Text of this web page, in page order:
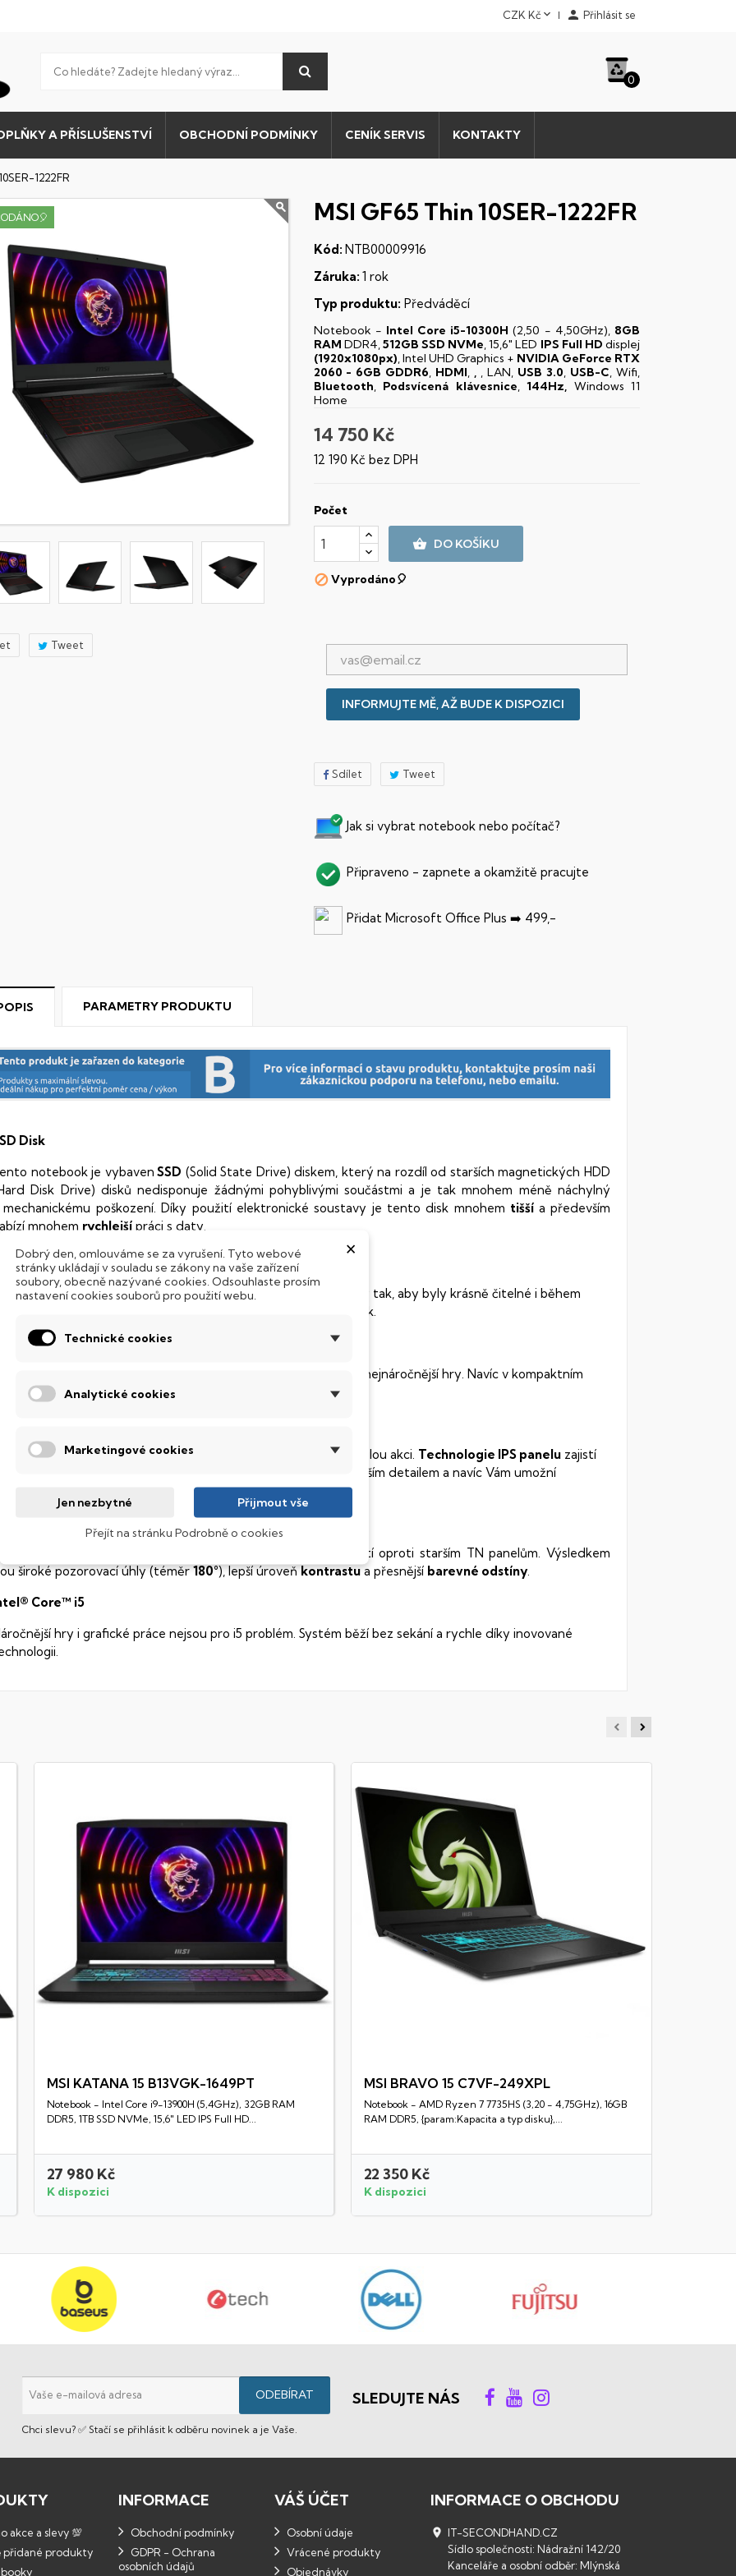
CZK Kč  Přihlásit se
0
A PŘÍSLUŠENSTVÍ OBCHODNÍ PODMÍNKY CENÍK SERVIS KONTAKTY
1222FR
Tweet
MSI GF65 Thin 10SER-1222FR
Kód: NTB00009916
Záruka: 1 rok
Typ produktu: Předváděcí
Notebook - Intel Core i5-10300H(2,50 - 4,50GHz), 8GB
RAM DDR4,512GB SSD NVMe, 15,6" LED IPS Full HD displej
(1920x1080px), Intel UHD Graphics + NVIDIA GeForce RTX
2060 - 6GB GDDR6, HDMI, , , LAN, USB 3.0, USB-C, Wifi,
Bluetooth, Podsvícená klávesnice, 144Hz, Windows 11
Home
14 750 Kč
12 190 Kč bez DPH
Počet
 DO KOŠÍKU
Vyprodáno🎈
INFORMUJTE MĚ, AŽ BUDE K DISPOZICI
Sdílet Tweet
Jak si vybrat notebook nebo počítač?
Připraveno - zapnete a okamžitě pracujte
Přidat Microsoft Office Plus ➡️ 499,-
PARAMETRY PRODUKTU
Disk
notebook je vybaven SSD (Solid State Drive) diskem, který na rozdíl od starších magnetických HDD
Disk Drive) disků nedisponuje žádnými pohyblivými součástmi a je tak mnohem méně náchylný
poškození. Díky použití elektronické soustavy je tento disk mnohem tišší a především
mnohem rychlejší práci s daty.
klávesnice
systém úsporných LED diod osvítí jednotlivé klávesy tak, aby byly krásně čitelné i během
noci, stále však decentně, aby nikterak nedráždily Váš zrak.
Thin
počítač s kvalitní klávesnicí a 3D zvukem, který utáhne i ty nejnáročnější hry. Navíc v kompaktním
těle.
frekvence 144 Hz
s obnovovací frekvencí144 Hz , který nabízí dokonale plynulou akci. Technologie IPS panelu zajistí
nádherné barvy, ostře čistý obraz s každým sebejemnějším detailem a navíc Vám umožní
obraz z jakéhokoliv úhlu.
technologie IPS
krystaly disponují zcela odlišnou světelnou propustností oproti starším TN panelům. Výsledkem
široké pozorovací úhly (téměr180°), lepší úroveňkontrastua přesnější barevné odstíny.
Core™ i5
hry i grafické práce nejsou pro i5 problém. Systém běží bez sekání a rychle díky inovované
Rychlý náhled
MSI KATANA 15 B13VGK-1649PT
Notebook - Intel Core i9-13900H (5,4GHz), 32GB RAM
DDR5, 1TB SSD NVMe, 15,6" LED IPS Full HD...
27 980 Kč
K dispozici
Rychlý náhled
MSI BRAVO 15 C7VF-249XPL
Notebook - AMD Ryzen 7 7735HS (3,20 - 4,75GHz), 16GB
RAM DDR5, {param:Kapacita a typ disku},...
22 350 Kč
K dispozici
Chci slevu? ✅ Stačí se přihlásit k odběru novinek a je Vaše.
SLEDUJTE NÁS
akce a slevy 💯
přidané produkty
INFORMACE
Obchodní podmínky
GDPR - Ochrana
osobních údajů
VÁŠ ÚČET
Osobní údaje
Vrácené produkty
Objednávky
INFORMACE O OBCHODU
 IT-SECONDHAND.CZ
Sídlo společnosti: Nádražní 142/20
Kanceláře a osobní odběr: Mlýnská
×
Dobrý den, omlouváme se za vyrušení. Tyto webové
stránky ukládají v souladu se zákony na vaše zařízení
soubory, obecně nazývané cookies. Odsouhlaste prosím
nastavení cookies souborů pro použití webu.
Technické cookies
Analytické cookies
Marketingové cookies
Jen nezbytné Přijmout vše
Přejít na stránku Podrobně o cookies